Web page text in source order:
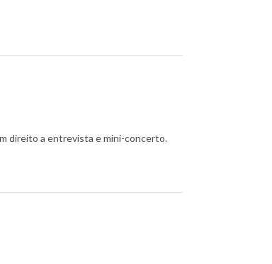
direito a entrevista e mini-concerto.